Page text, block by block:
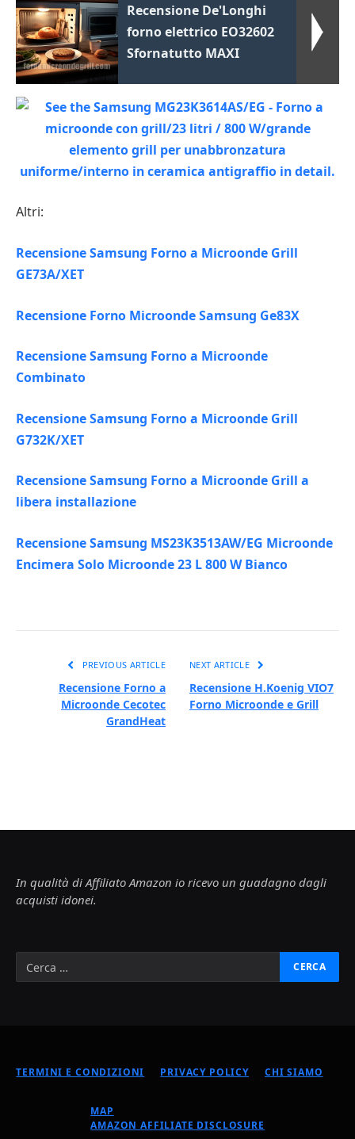
Recensione De'Longhi
forno elettrico EO32602
Sfornatutto MAXI
Altri:
Recensione Samsung Forno a Microonde Grill
GE73A/XET
Recensione Forno Microonde Samsung Ge83X
Recensione Samsung Forno a Microonde
Combinato
Recensione Samsung Forno a Microonde Grill
G732K/XET
Recensione Samsung Forno a Microonde Grill a
libera installazione
Recensione Samsung MS23K3513AW/EG Microonde
Encimera Solo Microonde 23 L 800 W Bianco
PREVIOUS ARTICLE
Recensione Forno a
Microonde Cecotec
GrandHeat
NEXT ARTICLE
Recensione H.Koenig VIO7
Forno Microonde e Grill
In qualità di Affiliato Amazon io ricevo un guadagno dagli
acquisti idonei.
TERMINI E CONDIZIONI PRIVACY POLICY CHI SIAMO
MAP
AMAZON AFFILIATE DISCLOSURE